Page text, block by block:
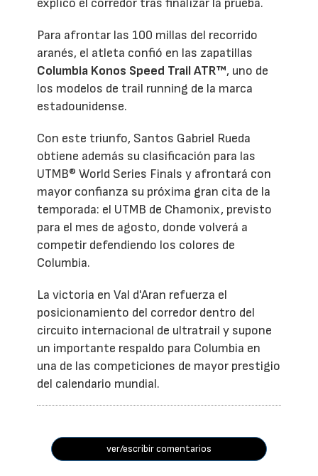
Para afrontar las 100 millas del recorrido
aranés, el atleta confió en las zapatillas
Columbia Konos Speed Trail ATR™, uno de
los modelos de trail running de la marca
estadounidense.
Con este triunfo, Santos Gabriel Rueda
obtiene además su clasificación para las
UTMB® World Series Finals y afrontará con
mayor confianza su próxima gran cita de la
temporada: el UTMB de Chamonix, previsto
para el mes de agosto, donde volverá a
competir defendiendo los colores de
Columbia.
La victoria en Val d'Aran refuerza el
posicionamiento del corredor dentro del
circuito internacional de ultratrail y supone
un importante respaldo para Columbia en
una de las competiciones de mayor prestigio
del calendario mundial.
ver/escribir comentarios